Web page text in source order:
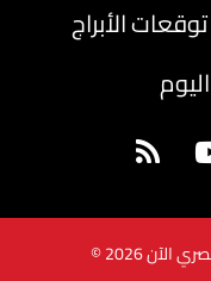
توقعات الأبراج
2026 ©